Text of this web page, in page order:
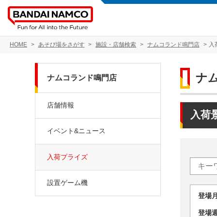
HOME あそび場をさがす 施設・店舗検索 ナムコランド鳴門店 入
ナ
入荷
登
登
ナムコランド鳴門店
店舗情報
イベント&ニュース
入荷プライズ
設置ゲーム機